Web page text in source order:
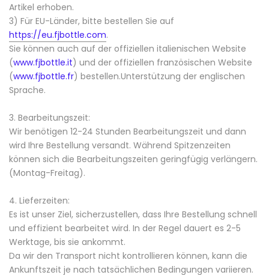
Artikel erhoben.
3) Für EU-Länder, bitte bestellen Sie auf
https://eu.fjbottle.com.
Sie können auch auf der offiziellen italienischen Website
(www.fjbottle.it) und der offiziellen französischen Website
(www.fjbottle.fr) bestellen.Unterstützung der englischen
Sprache.
3. Bearbeitungszeit:
Wir benötigen 12-24 Stunden Bearbeitungszeit und dann
wird Ihre Bestellung versandt. Während Spitzenzeiten
können sich die Bearbeitungszeiten geringfügig verlängern.
(Montag-Freitag).
4. Lieferzeiten:
Es ist unser Ziel, sicherzustellen, dass Ihre Bestellung schnell
und effizient bearbeitet wird. In der Regel dauert es 2-5
Werktage, bis sie ankommt.
Da wir den Transport nicht kontrollieren können, kann die
Ankunftszeit je nach tatsächlichen Bedingungen variieren.